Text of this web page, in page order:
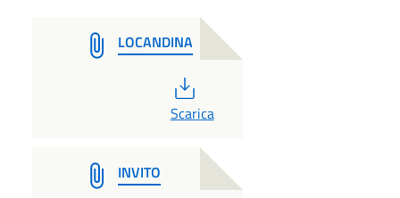
LOCANDINA
PDF
Scarica
INVITO